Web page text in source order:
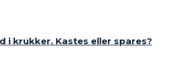
i krukker. Kastes eller spares?